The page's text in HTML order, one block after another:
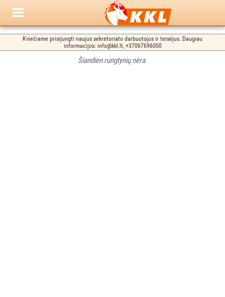
Kviečiame prisijungti naujus sekretoriato darbuotojus ir teisėjus. Daugiau
informacijos: info@kkl.lt, +37067696000
Šiandien rungtynių nėra.